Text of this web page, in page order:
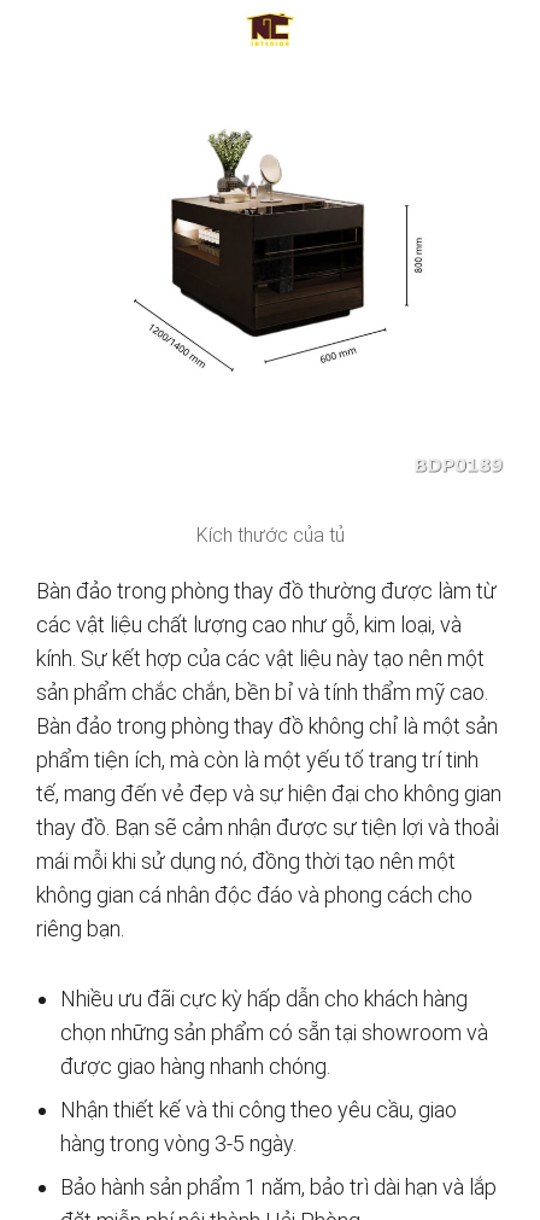
Kích thước của tủ
Bàn đảo trong phòng thay đồ thường được làm từ
các vật liệu chất lượng cao như gỗ, kim loại, và
kính. Sự kết hợp của các vật liệu này tạo nên một
sản phẩm chắc chắn, bền bỉ và tính thẩm mỹ cao.
Bàn đảo trong phòng thay đồ không chỉ là một sản
phẩm tiện ích, mà còn là một yếu tố trang trí tinh
tế, mang đến vẻ đẹp và sự hiện đại cho không gian
thay đồ. Bạn sẽ cảm nhận được sự tiện lợi và thoải
mái mỗi khi sử dụng nó, đồng thời tạo nên một
không gian cá nhân độc đáo và phong cách cho
riêng bạn.
Nhiều ưu đãi cực kỳ hấp dẫn cho khách hàng
chọn những sản phẩm có sẵn tại showroom và
được giao hàng nhanh chóng.
Nhận thiết kế và thi công theo yêu cầu, giao
hàng trong vòng 3-5 ngày.
Bảo hành sản phẩm 1 năm, bảo trì dài hạn và lắp